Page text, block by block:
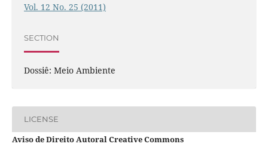
Vol. 12 No. 25 (2011)
SECTION
Dossiê: Meio Ambiente
LICENSE
Aviso de Direito Autoral Creative Commons